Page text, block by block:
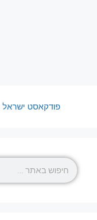
פודקאסט ישראל